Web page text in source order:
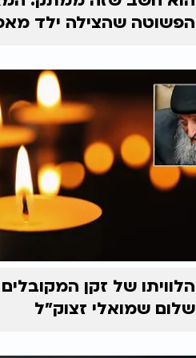
הפשוטה שהצילה ילד
הלוויתו של זקן
שלום שמואלי זצוק״ל